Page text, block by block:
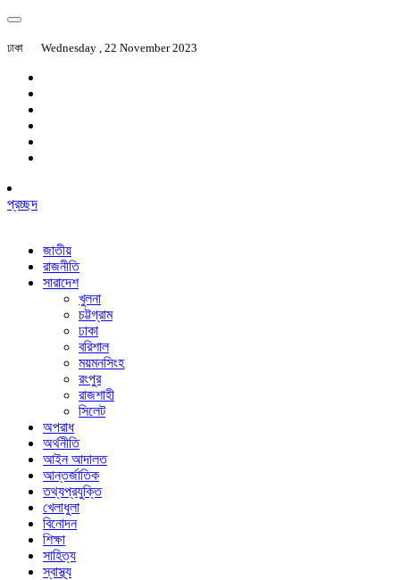
ঢাকা Wednesday , 22 November 2023
প্রচ্ছদ
জাতীয়
রাজনীতি
সারাদেশ
খুলনা
চট্টগ্রাম
ঢাকা
বরিশাল
ময়মনসিংহ
রংপুর
রাজশাহী
সিলেট
অপরাধ
অর্থনীতি
আইন আদালত
আন্তর্জাতিক
তথ্যপ্রযুক্তি
খেলাধুলা
বিনোদন
শিক্ষা
সাহিত্য
স্বাস্থ্য